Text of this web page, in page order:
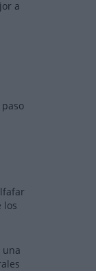
a
los
una